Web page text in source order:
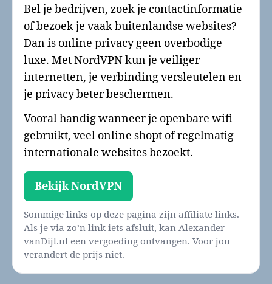
Bel je bedrijven, zoek je contactinformatie
of bezoek je vaak buitenlandse websites?
Dan is online privacy geen overbodige
luxe. Met NordVPN kun je veiliger
internetten, je verbinding versleutelen en
je privacy beter beschermen.
Vooral handig wanneer je openbare wifi
gebruikt, veel online shopt of regelmatig
internationale websites bezoekt.
Bekijk NordVPN
Sommige links op deze pagina zijn affiliate links.
Als je via zo’n link iets afsluit, kan Alexander
vanDijl.nl een vergoeding ontvangen. Voor jou
verandert de prijs niet.